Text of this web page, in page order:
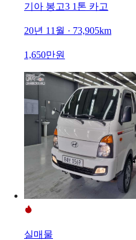
기아 봉고3 1톤 카고
20년 11월 · 73,905km
1,650만원
실매물